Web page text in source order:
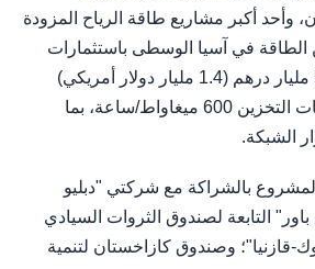
أكبر مشاريع طاقة الرياح المزودة
الطاقة في آسيا الوسطى باستثمارات
إجمالية تصل إلى 5.14 مليار درهم (1.4 مليار دولار أمريكي)
وتبلغ سعة نظام بطاريات التخزين 600 ميغاواط/ساعة، بما
الشبكة.
بالشراكة مع شركتي "دبليو
التابعة لصندوق الثروات السيادي
وصندوق كازاخستان لتنمية